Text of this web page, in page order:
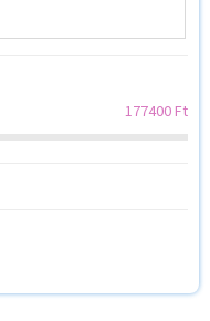
177400Ft